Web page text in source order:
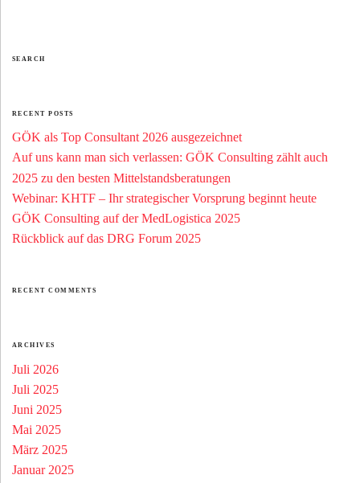
SEARCH
RECENT POSTS
GÖK als Top Consultant 2026 ausgezeichnet
Auf uns kann man sich verlassen: GÖK Consulting zählt auch
2025 zu den besten Mittelstandsberatungen
Webinar: KHTF – Ihr strategischer Vorsprung beginnt heute
GÖK Consulting auf der MedLogistica 2025
Rückblick auf das DRG Forum 2025
RECENT COMMENTS
ARCHIVES
Juli 2026
Juli 2025
Juni 2025
Mai 2025
März 2025
Januar 2025